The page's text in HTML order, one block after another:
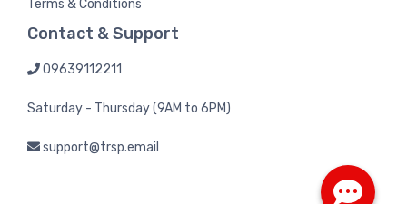
Terms & Conditions
Contact & Support
09639112211
Saturday - Thursday (9AM to 6PM)
support@trsp.email